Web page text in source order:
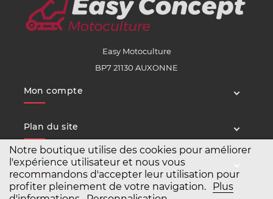
Notre boutique utilise des cookies pour améliorer
l'expérience utilisateur et nous vous
recommandons d'accepter leur utilisation pour
profiter pleinement de votre navigation.
Plus
Easy Motoculture
BP7 21130 AUXONNE
Mon compte
Plan du site
Service client